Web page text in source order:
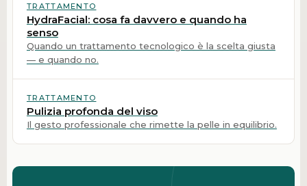
TRATTAMENTO
HydraFacial: cosa fa davvero e quando ha
senso
Quando un trattamento tecnologico è la scelta giusta
— e quando no.
TRATTAMENTO
Pulizia profonda del viso
Il gesto professionale che rimette la pelle in equilibrio.